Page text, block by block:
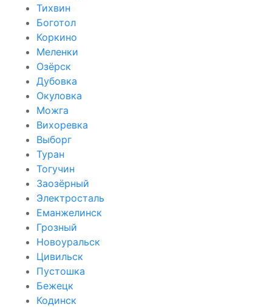
Тихвин
Боготол
Коркино
Меленки
Озёрск
Дубовка
Окуловка
Можга
Вихоревка
Выборг
Туран
Тогучин
Заозёрный
Электросталь
Еманжелинск
Грозный
Новоуральск
Цивильск
Пустошка
Бежецк
Кодинск